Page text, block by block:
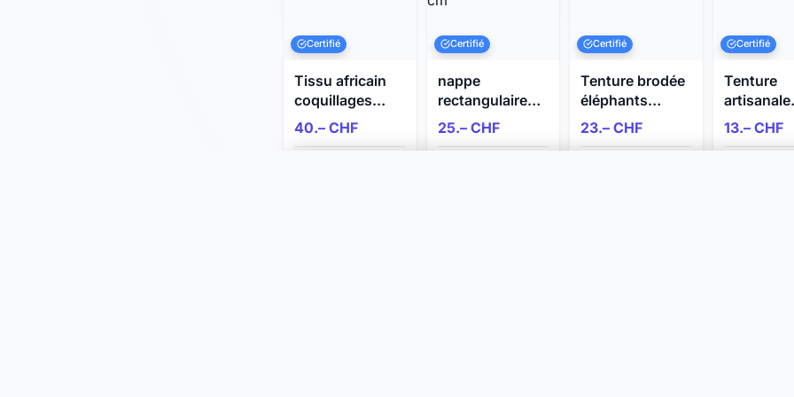
Certifié
Tissu africain
coquillages
jaunes et bleu
marine
40.– CHF
Certifié
nappe
rectangulaire
enduite rouge à
carreaux 285 x
25.– CHF
Certifié
Tenture brodée
éléphants
Asiatique 97 x
70 cm
23.– CHF
Certifié
Tenture
artisanale
éléphant
fond jaune
13.– CHF